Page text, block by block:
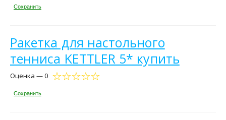
Сохранить
Ракетка для настольного
тенниса KETTLER 5* купить
Оценка — 0
Сохранить